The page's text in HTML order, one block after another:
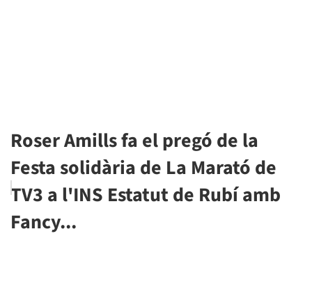
Roser Amills fa el pregó de la
Festa solidària de La Marató de
TV3 a l'INS Estatut de Rubí amb
Fancy...